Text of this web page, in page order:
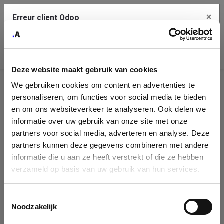
Deze website maakt gebruik van cookies
We gebruiken cookies om content en advertenties te
personaliseren, om functies voor social media te bieden
en om ons websiteverkeer te analyseren. Ook delen we
informatie over uw gebruik van onze site met onze
partners voor social media, adverteren en analyse. Deze
partners kunnen deze gegevens combineren met andere
informatie die u aan ze heeft verstrekt of die ze hebben
verzameld op basis van uw gebruik van hun services.
Noodzakelijk
Identification
de
l'entreprise
Please fill in your company details
form. If you don't find your company in our database, you can create
a new company record with the button below.
Erreur client Odoo ×
Une erreur s'est produite
Utilisez le bouton Copier pour reporter cette erreur à votre
service de support.
Voir les détails
Ok